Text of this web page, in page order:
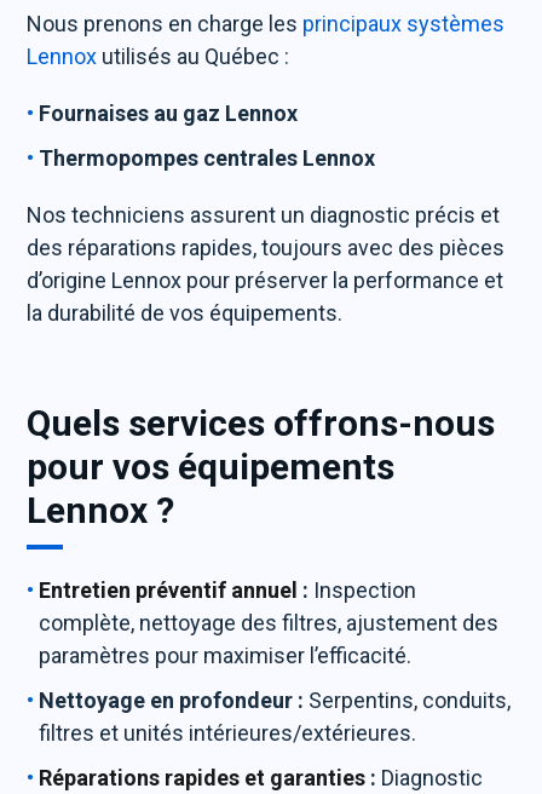
Nous prenons en charge les principaux systèmes
Lennox utilisés au Québec :
Fournaises au gaz Lennox
Thermopompes centrales Lennox
Nos techniciens assurent un diagnostic précis et
des réparations rapides, toujours avec des pièces
d’origine Lennox pour préserver la performance et
la durabilité de vos équipements.
Quels services offrons-nous
pour vos équipements
Lennox ?
Entretien préventif annuel : Inspection
complète, nettoyage des filtres, ajustement des
paramètres pour maximiser l’efficacité.
Nettoyage en profondeur : Serpentins, conduits,
filtres et unités intérieures/extérieures.
Réparations rapides et garanties : Diagnostic